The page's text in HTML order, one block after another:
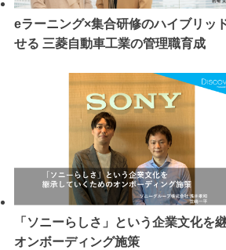
eラーニング×集合研修のハイブリッ
せる 三菱自動車工業の管理職育成
「ソニーらしさ」という企業文化を
オンボーディング施策